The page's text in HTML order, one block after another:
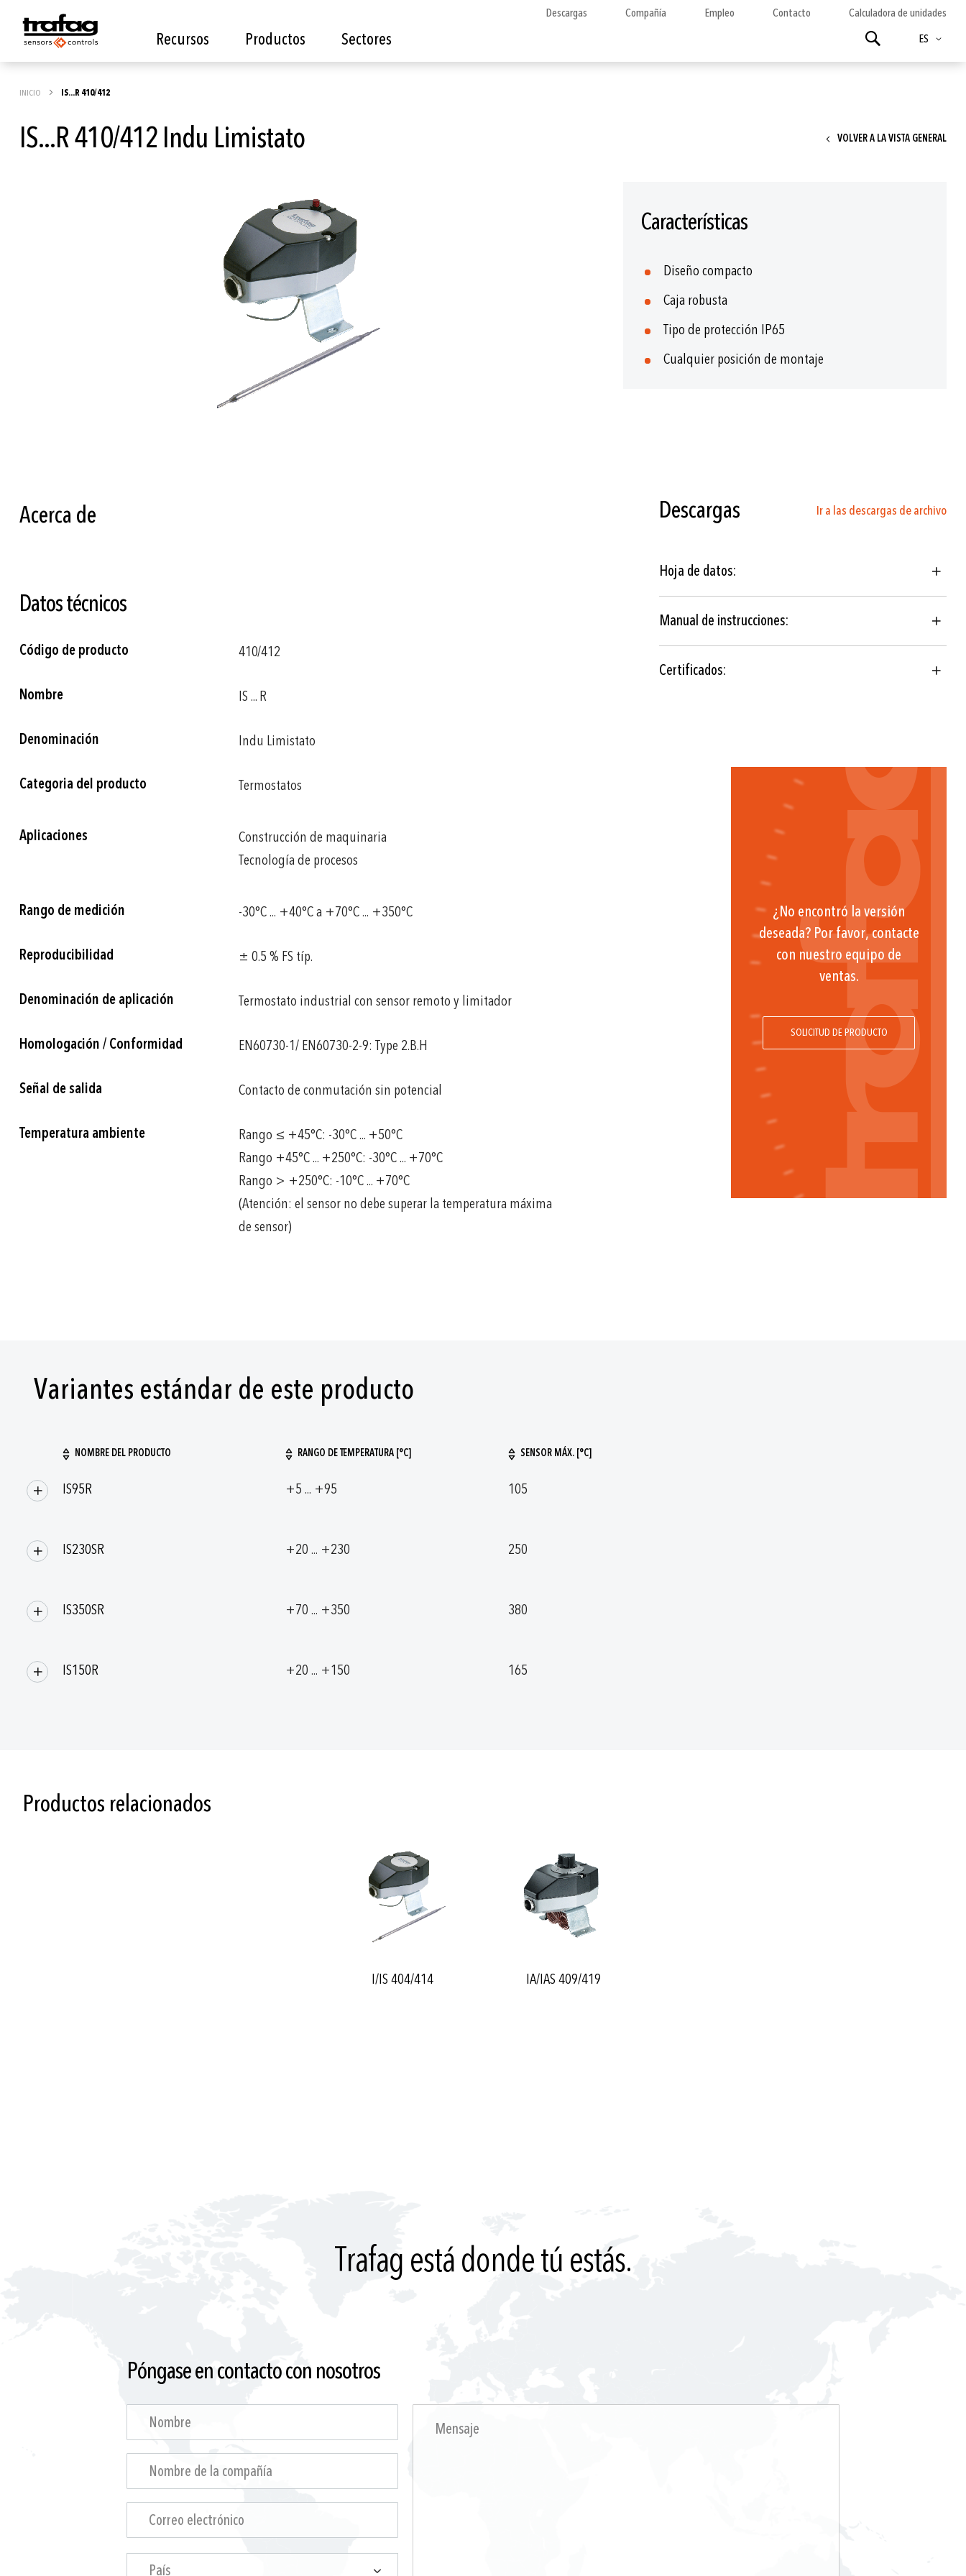
Recursos Productos Sectores
Descargas Compañía Empleo Contacto Calculadora de unidades
Idioma
ES
INICIO IS...R 410/412
IS...R 410/412 Indu Limistato VOLVER A LA VISTA GENERAL
la
galería
Características
Diseño compacto
Caja robusta
Tipo de protección IP65
Cualquier posición de montaje
Acerca de
Datos técnicos
Más
información
Código de producto 410/412
Nombre IS ... R
Denominación Indu Limistato
Categoria del producto Termostatos
Aplicaciones
Construcción de maquinaria
Tecnología de procesos
Rango de medición -30°C ... +40°C a +70°C ... +350°C
Reproducibilidad ± 0.5 % FS típ.
Denominación de aplicación Termostato industrial con sensor remoto y limitador
Homologación / Conformidad EN60730-1/ EN60730-2-9: Type 2.B.H
Señal de salida Contacto de conmutación sin potencial
Temperatura ambiente
Rango ≤ +45°C: -30°C ... +50°C
Rango +45°C ... +250°C: -30°C ... +70°C
Rango > +250°C: -10°C ... +70°C
(Atención: el sensor no debe superar la temperatura máxima
de sensor)
Descargas Ir a las descargas de archivo
Hoja de datos:
Manual de instrucciones:
Certificados:
¿No encontró la versión
deseada? Por favor, contacte
con nuestro equipo de
ventas.
SOLICITUD DE PRODUCTO
Variantes estándar de este producto
agrupados
NOMBRE DEL PRODUCTO RANGO DE TEMPERATURA [°C] SENSOR MÁX. [°C]
IS95R +5 ... +95 105
IS230SR +20 ... +230 250
IS350SR +70 ... +350 380
IS150R +20 ... +150 165
Productos relacionados
I/IS 404/414 IA/IAS 409/419
Trafag está donde tú estás.
Póngase en contacto con nosotros
País